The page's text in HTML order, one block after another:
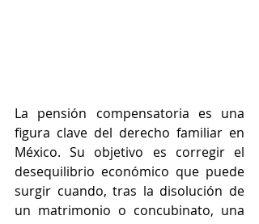
La pensión compensatoria es una
figura clave del derecho familiar en
México. Su objetivo es corregir el
desequilibrio económico que puede
surgir cuando, tras la disolución de
un matrimonio o concubinato, una